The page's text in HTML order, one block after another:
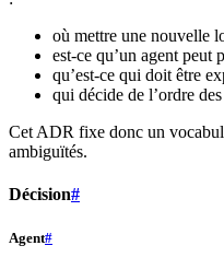
où mettre une nouvelle
est-ce qu’un agent
qu’est-ce qui doit être
qui décide de l’ordre des
Cet ADR fixe donc un
ambiguïtés.
Décision#
Agent#